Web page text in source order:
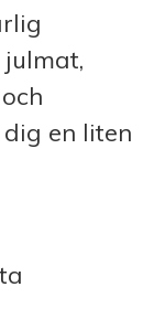
en liten